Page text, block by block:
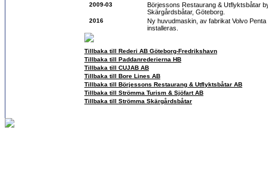
2009-03
Börjessons Restaurang & Utflyktsbåtar
Skärgårdsbåtar, Göteborg.
2016
Ny huvudmaskin, av fabrikat Volvo
installeras.
Tillbaka till Rederi AB Göteborg-Fredrikshavn
Tillbaka till Paddanrederierna HB
Tillbaka till CUJAB AB
Tillbaka till Bore Lines AB
Tillbaka till Börjessons Restaurang & Utflyktsbåtar AB
Tillbaka till Strömma Turism & Sjöfart AB
Tillbaka till Strömma Skärgårdsbåtar